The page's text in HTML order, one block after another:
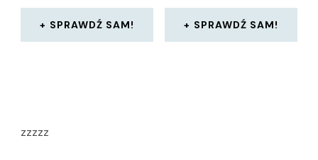
SPRAWDŹ SAM! SPRAWDŹ SAM!
zzzzz